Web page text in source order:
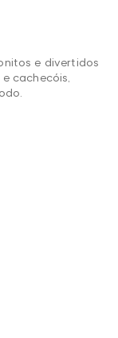
e divertidos
cachecóis,